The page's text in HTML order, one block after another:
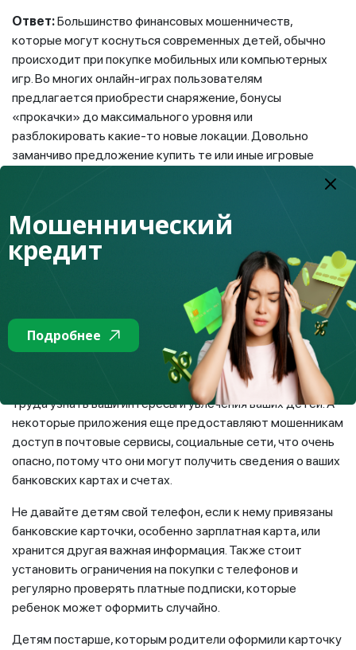
Ответ:Большинство финансовых мошенничеств,
которые могут коснуться современных детей, обычно
происходит при покупке мобильных или компьютерных
игр. Во многих онлайн-играх пользователям
предлагается приобрести снаряжение, бонусы
«прокачки» до максимального уровня или
разблокировать какие-то новые локации. Довольно
заманчиво предложение купить те или иные игровые
покупки безопасны. Злоумышленники таким образом
могут распространять вредоносные приложения. И
вместо «скидочной» игры ребенок может скачать
«вирусную» программу, которая будет собирать
персональные данные, в том числе передавать
злоумышленникам геоданные. То есть мошенники могут с
легкостью выяснить, где вы живете, работаете, где
учится ваш ребенок, где вы проводите больше времени,
отдыхаете, что обычно покупаете онлайн, и многое
другое. Таким образом, киберпреступникам не составит
труда узнать ваши интересы и увлечения ваших детей. А
некоторые приложения еще предоставляют мошенникам
доступ в почтовые сервисы, социальные сети, что очень
опасно, потому что они могут получить сведения о ваших
банковских картах и счетах.
Не давайте детям свой телефон, если к нему привязаны
банковские карточки, особенно зарплатная карта, или
хранится другая важная информация. Также стоит
установить ограничения на покупки с телефонов и
регулярно проверять платные подписки, которые
ребенок может оформить случайно.
Детям постарше, которым родители оформили карточку
Мошеннический
кредит
Подробнее